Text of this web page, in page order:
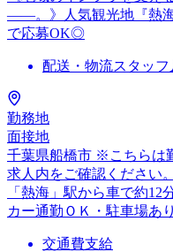
――。》人気観光地『熱
で応募OK◎
配送・物流スタッフ
勤務地
面接地
千葉県船橋市 ※こちらは
求人内をご確認ください。
「熱海」駅から車で約12
カー通勤ＯＫ・駐車場あり
交通費支給